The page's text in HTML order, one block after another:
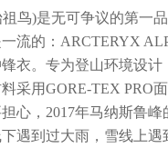
鸟)是无可争议的第一
流的：ARCTERYX
衣。专为登山环境设计
采用GORE-TEX PRO
心，2017年马纳斯鲁峰
遇到过大雨，雪线上遇